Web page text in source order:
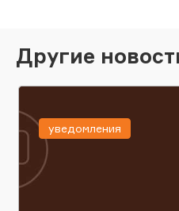
Другие
уведомления